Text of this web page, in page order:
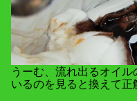
うーむ、流れ出るオイ
いるのを見ると換えて正